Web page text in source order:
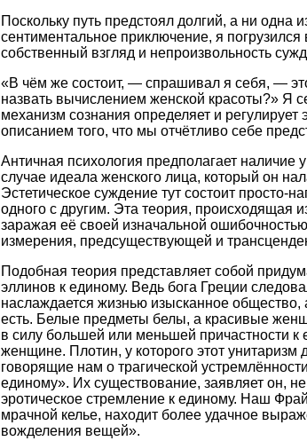
Поскольку путь предстоял долгий, а ни одна
сентиментальное приключение, я
собственный взгляд и непроизвольность
«В чём же состоит, — спрашивал я себя, —
назвать вычислением женской красоты?» Я
механизм сознания определяет и регулирует
описанием того, что мы отчётливо себе
Античная психология предполагает
случае идеала женского лица, который он
Эстетическое суждение тут состоит просто-
одного с другим. Эта теория, происходящая
заражая её своей изначальной
измерения, предсуществующей и
Подобная теория представляет собой
эллинов к единому. Ведь бога Греции
наслаждается жизнью изысканное
есть. Белые предметы белы, а красивые
в силу большей или меньшей причастности к
женщине. Плотин, у которого этот
говорящие нам о трагической
единому». Их существование, заявляет он,
эротическое стремление к единому. Наш
мрачной келье, находит более удачное
вожделения вещей».